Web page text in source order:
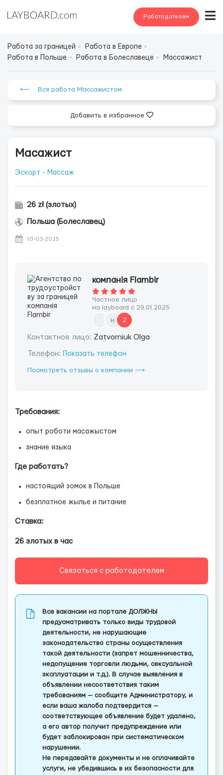
Работодателям
Работа за границей
Работа в Европе
Работа в Польше
Работа в Болеславеце Массажист
⟵ Вся работа Массажистом
Добавить в избранное
Масажист
Эскорт - Массаж
26 zł (злотых)
Польша (Болеславец)
10-03-2025
компанія Flambir
Частное лицо
на layboard с 29.01.2025
н 2
Контактное лицо: Zatvorniuk Olga
Телефон: Показать телефон
Посмотреть отзывы о компании ⟶
Требования:
опыт роботи масажыстом
знание языка
Где работать?
настоящий зомок в Польше
безплатное жылье и питание
Ставка:
26 злотых в час
Связаться с работодателем
Все вакансии на портале ДОЛЖНЫ
предусматривать только виды трудовой
деятельности, не нарушающие
законодательство страны осуществления
такой деятельности (запрет мошенничества,
недопущение торговли людьми, сексуальной
эксплуатации и т.д.). В случае выявления в
объявлении несоответствия таким
требованиям — сообщите Администратору, и
если ваша жалоба подтвердится —
соответствующее объявление будет удалено,
а его автор получит предупреждение или
будет заблокирован при систематическом
нарушении.
Не передавайте документы и не оплачивайте
услуги, не убедившись в их безопасности для